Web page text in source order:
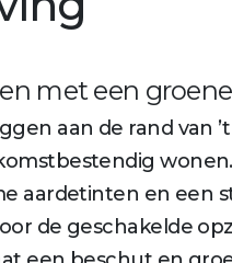
met een
aan de rand van
aardetinten en een
de geschakelde